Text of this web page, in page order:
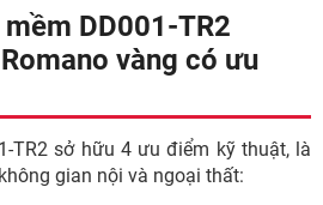
DD001-TR2
vàng có ưu
TR2 sở hữu 4 ưu điểm kỹ thuật, là
gian nội và ngoại thất: